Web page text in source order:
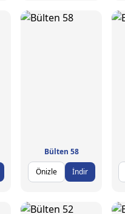
Bülten 58
Önizle
İndir